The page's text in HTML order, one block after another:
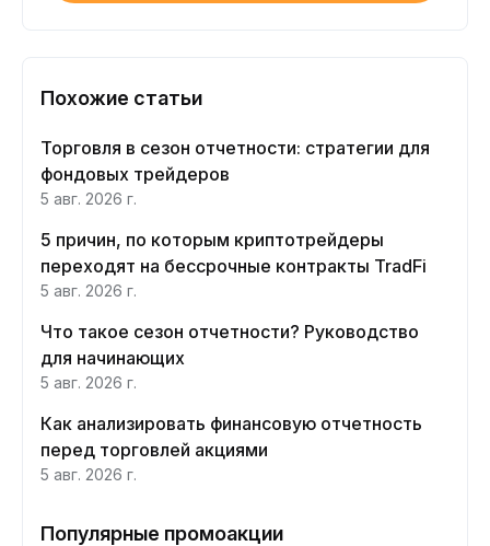
Похожие статьи
Торговля в сезон отчетности: стратегии для
фондовых трейдеров
5 авг. 2026 г.
5 причин, по которым криптотрейдеры
переходят на бессрочные контракты TradFi
5 авг. 2026 г.
Что такое сезон отчетности? Руководство
для начинающих
5 авг. 2026 г.
Как анализировать финансовую отчетность
перед торговлей акциями
5 авг. 2026 г.
Популярные промоакции